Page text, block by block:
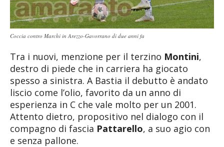
Coccia contro Marchi in Arezzo-Gavorrano di due anni fa
Tra i nuovi, menzione per il terzino Montini,
destro di piede che in carriera ha giocato
spesso a sinistra. A Bastia il debutto è andato
liscio come l’olio, favorito da un anno di
esperienza in C che vale molto per un 2001.
Attento dietro, propositivo nel dialogo con il
compagno di fascia Pattarello, a suo agio con
e senza pallone.